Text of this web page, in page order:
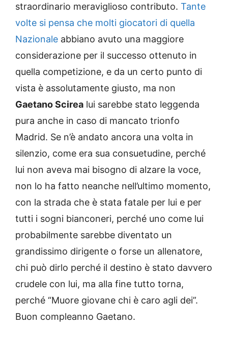
straordinario meraviglioso contributo. Tante
volte si pensa che molti giocatori di quella
Nazionale abbiano avuto una maggiore
considerazione per il successo ottenuto in
quella competizione, e da un certo punto di
vista è assolutamente giusto, ma non
Gaetano Scirea lui sarebbe stato leggenda
pura anche in caso di mancato trionfo
Madrid. Se n’è andato ancora una volta in
silenzio, come era sua consuetudine, perché
lui non aveva mai bisogno di alzare la voce,
non lo ha fatto neanche nell’ultimo momento,
con la strada che è stata fatale per lui e per
tutti i sogni bianconeri, perché uno come lui
probabilmente sarebbe diventato un
grandissimo dirigente o forse un allenatore,
chi può dirlo perché il destino è stato davvero
crudele con lui, ma alla fine tutto torna,
perché “Muore giovane chi è caro agli dei”.
Buon compleanno Gaetano.